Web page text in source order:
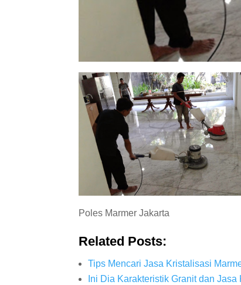
Poles Marmer Jakarta
Related Posts:
Tips Mencari Jasa Kristalisasi
Ini Dia Karakteristik Granit dan